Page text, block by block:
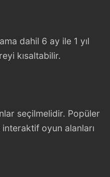
dahil 6 ay ile 1 yıl
kısaltabilir.
seçilmelidir. Popüler
oyun alanları